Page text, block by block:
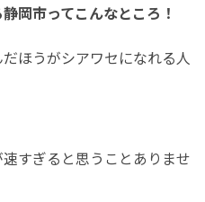
岡市ってこんなところ！
ほうがシアワセになれる人
すぎると思うことありませ